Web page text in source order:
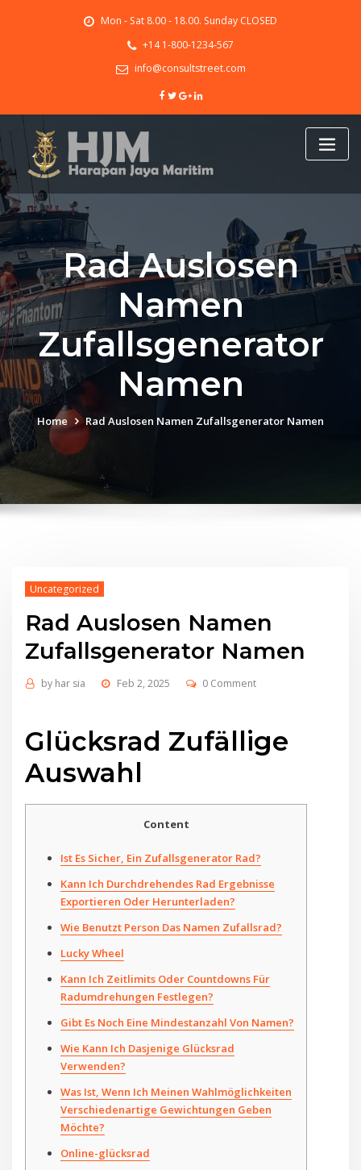
Mon - Sat 8.00 - 18.00. Sunday CLOSED
+14 1-800-1234-567
info@consultstreet.com
Rad Auslosen
Namen
Zufallsgenerator
Namen
Home Rad Auslosen Namen Zufallsgenerator Namen
Uncategorized
Rad Auslosen Namen
Zufallsgenerator Namen
by har sia Feb 2, 2025 0 Comment
Glücksrad Zufällige
Auswahl
Content
Ist Es Sicher, Ein Zufallsgenerator Rad?
Kann Ich Durchdrehendes Rad Ergebnisse
Exportieren Oder Herunterladen?
Wie Benutzt Person Das Namen Zufallsrad?
Lucky Wheel
Kann Ich Zeitlimits Oder Countdowns Für
Radumdrehungen Festlegen?
Gibt Es Noch Eine Mindestanzahl Von Namen?
Wie Kann Ich Dasjenige Glücksrad
Verwenden?
Was Ist, Wenn Ich Meinen Wahlmöglichkeiten
Verschiedenartige Gewichtungen Geben
Möchte?
Online-glücksrad